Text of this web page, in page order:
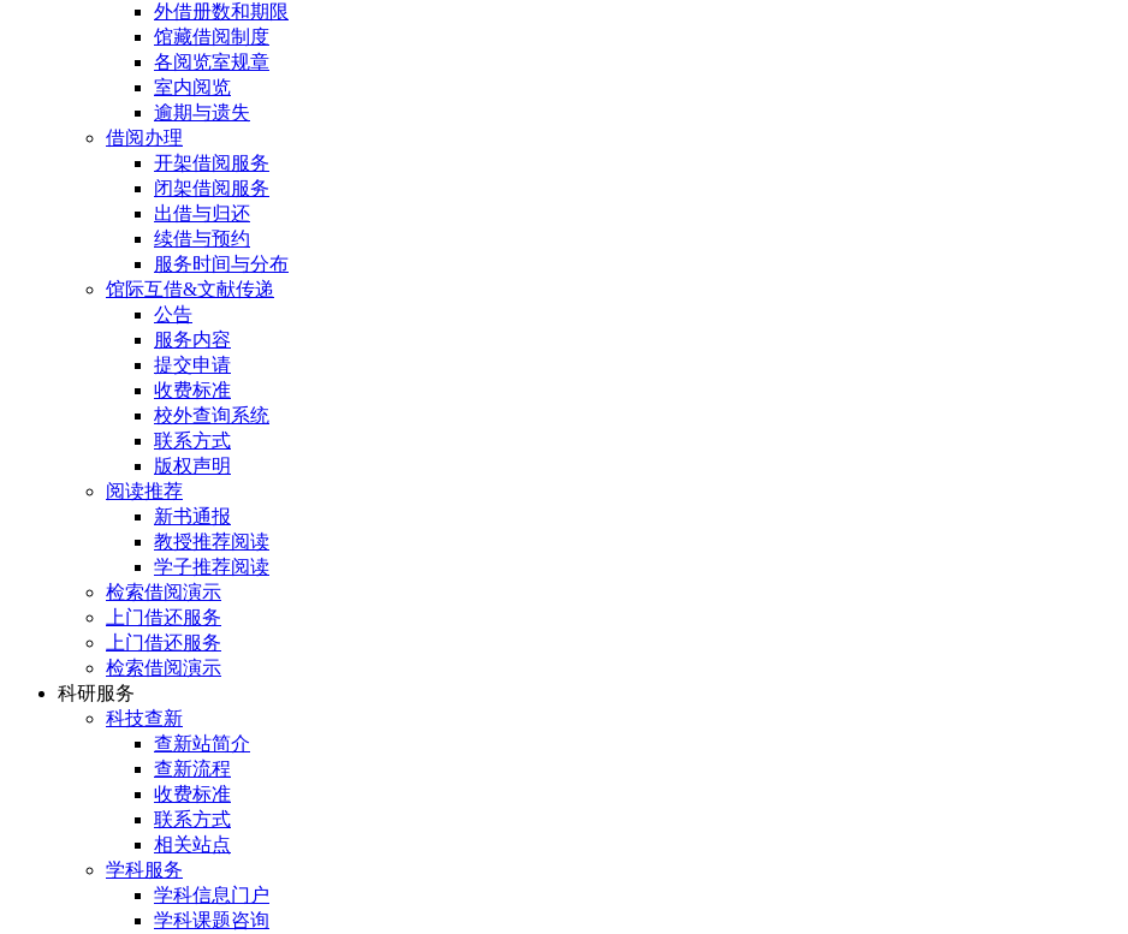
外借册数和期限
馆藏借阅制度
各阅览室规章
室内阅览
逾期与遗失
借阅办理
开架借阅服务
闭架借阅服务
出借与归还
续借与预约
服务时间与分布
馆际互借&文献传递
公告
服务内容
提交申请
收费标准
校外查询系统
联系方式
版权声明
阅读推荐
新书通报
教授推荐阅读
学子推荐阅读
检索借阅演示
上门借还服务
上门借还服务
检索借阅演示
科研服务
科技查新
查新站简介
查新流程
收费标准
联系方式
相关站点
学科服务
学科信息门户
学科课题咨询